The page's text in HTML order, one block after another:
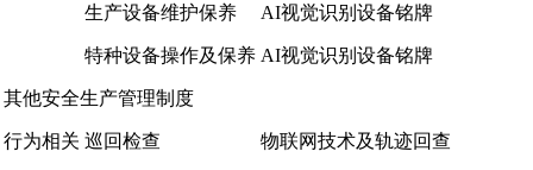
生产设备维护保养 AI视觉识别设备铭牌
特种设备操作及保养 AI视觉识别设备铭牌
其他安全生产管理制度
行为相关 巡回检查 物联网技术及轨迹回查